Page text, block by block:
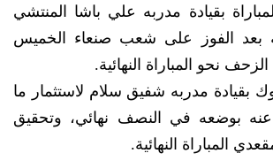
بقيادة مدربه علي باشا المنتشي
بعد الفوز على شعب صنعاء الخميس
نحو المباراة النهائية.
بقيادة مدربه شفيق سلام لاستثمار ما
بوضعه في النصف نهائي، وتحقيق
المباراة النهائية.